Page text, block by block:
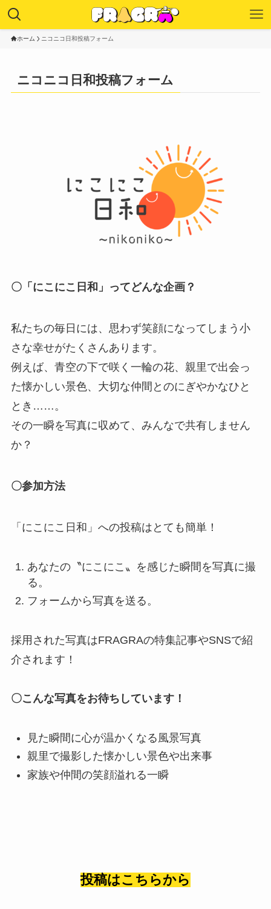
ホーム ニコニコ日和投稿フォーム
ニコニコ日和投稿フォーム
〇「にこにこ日和」ってどんな企画？
私たちの毎日には、思わず笑顔になってしまう小
さな幸せがたくさんあります。
例えば、青空の下で咲く一輪の花、親里で出会っ
た懐かしい景色、大切な仲間とのにぎやかなひと
とき……。
その一瞬を写真に収めて、みんなで共有しません
か？
〇参加方法
「にこにこ日和」への投稿はとても簡単！
あなたの〝にこにこ〟を感じた瞬間を写真に撮
る。
フォームから写真を送る。
採用された写真はFRAGRAの特集記事やSNSで紹
介されます！
〇こんな写真をお待ちしています！
見た瞬間に心が温かくなる風景写真
親里で撮影した懐かしい景色や出来事
家族や仲間の笑顔溢れる一瞬
投稿はこちらから